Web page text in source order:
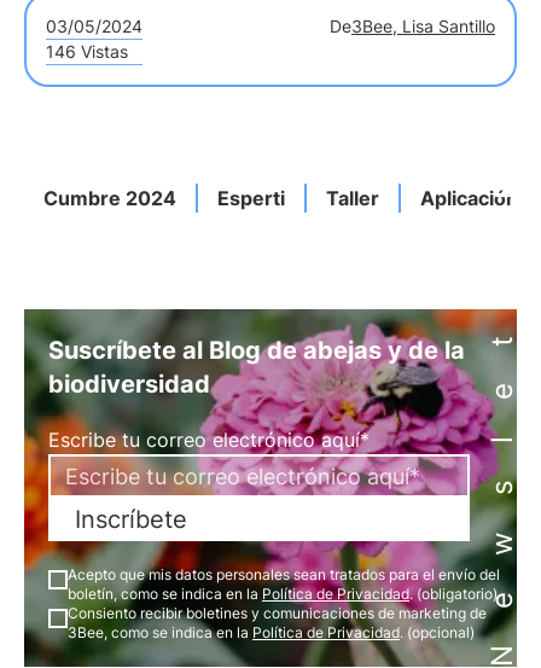
03/05/2024 De3Bee, Lisa Santillo
146 Vistas
Cumbre 2024 Esperti Taller Aplicación
Newsletter
Suscríbete al Blog de abejas y de la
biodiversidad
Escribe tu correo electrónico aquí*
Inscríbete
Acepto que mis datos personales sean tratados para el envío del
boletín, como se indica en la Política de Privacidad. (obligatorio)
Consiento recibir boletines y comunicaciones de marketing de
3Bee, como se indica en la Política de Privacidad. (opcional)